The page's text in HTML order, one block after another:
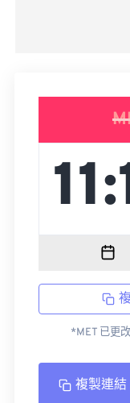
*MET 已更
複製連結